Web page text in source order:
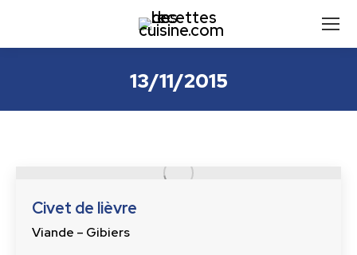
13/11/2015
Civet de lièvre
Viande – Gibiers